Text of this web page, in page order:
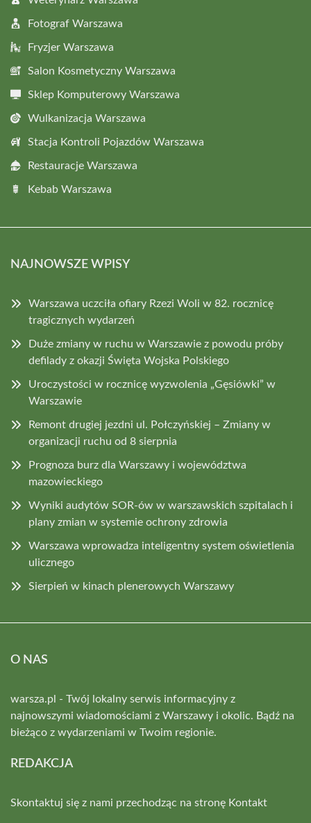
Fotograf Warszawa
Fryzjer Warszawa
Salon Kosmetyczny Warszawa
Sklep Komputerowy Warszawa
Wulkanizacja Warszawa
Stacja Kontroli Pojazdów Warszawa
Restauracje Warszawa
Kebab Warszawa
NAJNOWSZE WPISY
Warszawa uczciła ofiary Rzezi Woli w 82. rocznicę
tragicznych wydarzeń
Duże zmiany w ruchu w Warszawie z powodu próby
defilady z okazji Święta Wojska Polskiego
Uroczystości w rocznicę wyzwolenia „Gęsiówki” w
Warszawie
Remont drugiej jezdni ul. Połczyńskiej – Zmiany w
organizacji ruchu od 8 sierpnia
Prognoza burz dla Warszawy i województwa
mazowieckiego
Wyniki audytów SOR-ów w warszawskich szpitalach i
plany zmian w systemie ochrony zdrowia
Warszawa wprowadza inteligentny system oświetlenia
ulicznego
Sierpień w kinach plenerowych Warszawy
O NAS
warsza.pl - Twój lokalny serwis informacyjny z
najnowszymi wiadomościami z Warszawy i okolic. Bądź na
bieżąco z wydarzeniami w Twoim regionie.
REDAKCJA
Skontaktuj się z nami przechodząc na stronę Kontakt